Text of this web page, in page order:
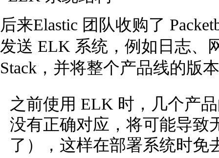
后来Elastic 团队收购了
发送 ELK 系统，例如日志、
Stack，并将整个产品线的版
之前使用 ELK 时，几个产品
没有正确对应，将可能导致
了），这样在部署系统时免